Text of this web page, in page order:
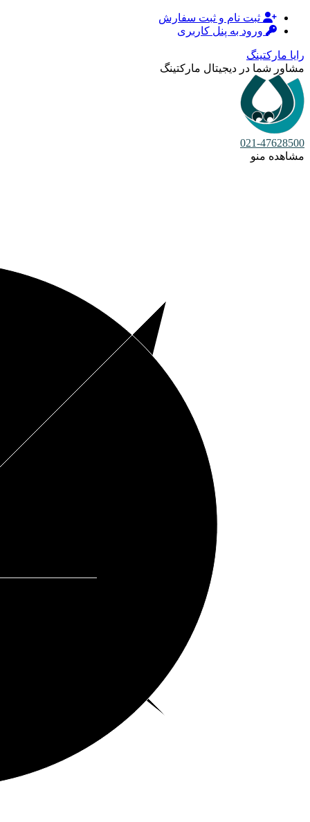
ثبت نام و ثبت سفارش
ورود به پنل کاربری
رایا مارکتینگ
مشاور شما در دیجیتال مارکتینگ
021-47628500
مشاهده منو